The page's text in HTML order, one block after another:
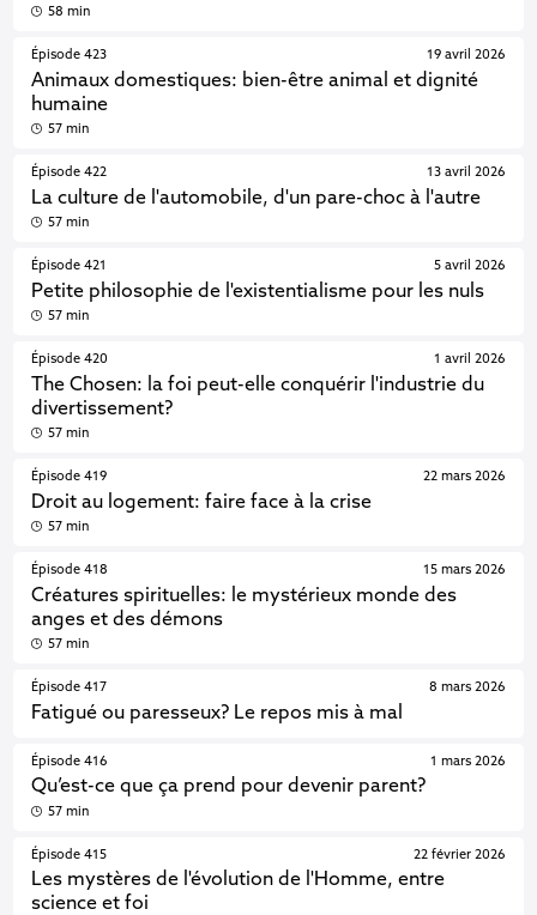
58 min
Épisode 423
Animaux domestiques: bien-être animal et dignité
humaine
19 avril 2026
57 min
Épisode 422
La culture de l'automobile, d'un pare-choc à l'autre
13 avril 2026
57 min
Épisode 421
Petite philosophie de l'existentialisme pour les nuls
5 avril 2026
57 min
Épisode 420
The Chosen: la foi peut-elle conquérir l'industrie du
divertissement?
1 avril 2026
57 min
Épisode 419
Droit au logement: faire face à la crise
22 mars 2026
57 min
Épisode 418
Créatures spirituelles: le mystérieux monde des
anges et des démons
15 mars 2026
57 min
Épisode 417
Fatigué ou paresseux? Le repos mis à mal
8 mars 2026
Épisode 416
Qu’est-ce que ça prend pour devenir parent?
1 mars 2026
57 min
Épisode 415
Les mystères de l'évolution de l'Homme, entre
science et foi
22 février 2026